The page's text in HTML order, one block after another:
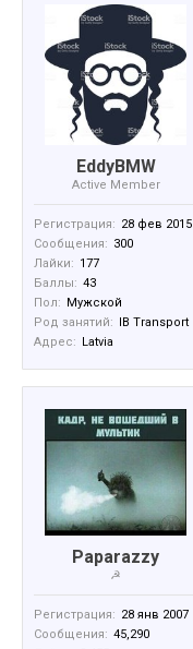
EddyBMW
Active Member
Регистрация: 28 фев 2015
Сообщения: 300
Лайки: 177
Баллы: 43
Пол: Мужской
Род занятий: IB Transport
Адрес: Latvia
Paparazzy
☭
Регистрация: 28 янв 2007
Сообщения: 45,290